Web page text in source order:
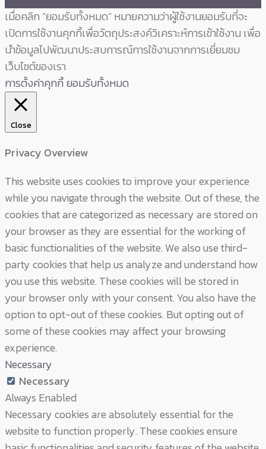
เมื่อคลิก “ยอมรับทั้งหมด” หมายความว่าผู้ใช้งานยอมรับที่จะ
เปิดการใช้งานคุกกี้เพื่อวัตถุประสงค์วิเคราะห์การเข้าใช้งาน เพื่อ
นำข้อมูลไปพัฒนาประสบการณ์การใช้งานจากการเยี่ยมชม
เว็บไซต์ของเรา
การตั้งค่าคุกกี้ยอมรับทั้งหมด
Close
Privacy Overview
This website uses cookies to improve your experience
while you navigate through the website. Out of these, the
cookies that are categorized as necessary are stored on
your browser as they are essential for the working of
basic functionalities of the website. We also use third-
party cookies that help us analyze and understand how
you use this website. These cookies will be stored in
your browser only with your consent. You also have the
option to opt-out of these cookies. But opting out of
some of these cookies may affect your browsing
experience.
Necessary
Necessary
Always Enabled
Necessary cookies are absolutely essential for the
website to function properly. These cookies ensure